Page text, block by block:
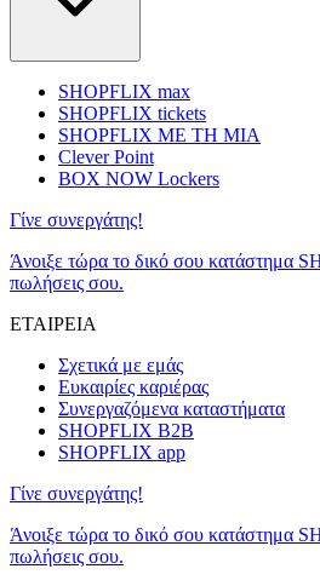
SHOPFLIX max
SHOPFLIX tickets
SHOPFLIX ΜΕ ΤΗ ΜΙΑ
Clever Point
BOX NOW Lockers
Γίνε συνεργάτης!
Άνοιξε τώρα το δικό σου κατάστημα
πωλήσεις σου.
ΕΤΑΙΡΕΙΑ
Σχετικά με εμάς
Ευκαιρίες καριέρας
Συνεργαζόμενα καταστήματα
SHOPFLIX B2B
SHOPFLIX app
Γίνε συνεργάτης!
Άνοιξε τώρα το δικό σου κατάστημα
πωλήσεις σου.